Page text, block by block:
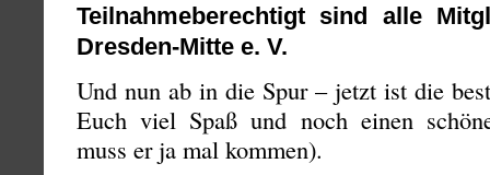
Teilnahmeberechtigt sind alle
Dresden-Mitte e. V.
Und nun ab in die Spur – jetzt ist die
Euch viel Spaß und noch einen
muss er ja mal kommen).